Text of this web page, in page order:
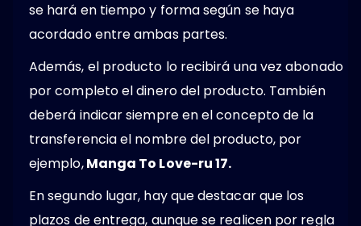
se hará en tiempo y forma según se haya
acordado entre ambas partes.
Además, el producto lo recibirá una vez abonado
por completo el dinero del producto. También
deberá indicar siempre en el concepto de la
transferencia el nombre del producto, por
ejemplo,Manga To Love-ru 17.
En segundo lugar, hay que destacar que los
plazos de entrega, aunque se realicen por regla